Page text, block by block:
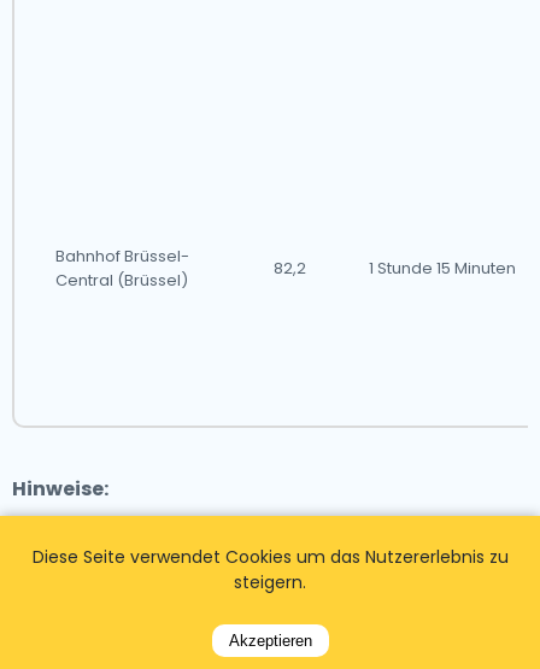
Bahnhof Brüssel-
Central (Brüssel)
82,2 1 Stunde 15 Minuten
Hinweise:
Reisezeiten mit dem Auto. Die tatsächlichen
gewählter Route variieren.
Diese Seite verwendet Cookies um das Nutzererlebnis zu
steigern.
Akzeptieren